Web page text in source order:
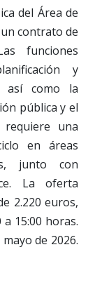
del Área de
contrato de
funciones
y
así como la
pública y el
requiere una
en áreas
junto con
La oferta
2.220 euros,
15:00 horas.
de 2026.